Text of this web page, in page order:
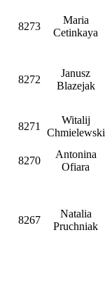
8273
Maria
Cetinkaya
8272
Janusz
Blazejak
8271
Witalij
Chmielewski
8270
Antonina
Ofiara
8267
Natalia
Pruchniak